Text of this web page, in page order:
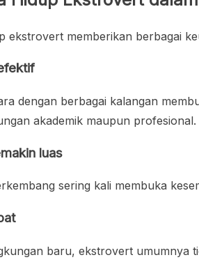
ekstrovert memberikan berbagai
dengan berbagai kalangan
akademik maupun profesional.
luas
sering kali membuka
baru, ekstrovert